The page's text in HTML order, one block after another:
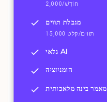
2,000/חוֹדֶשׁ
מגבלת תווים
15,000 תווים/קלט
גלאי AI
הומניזציה
בינה מלאכותית